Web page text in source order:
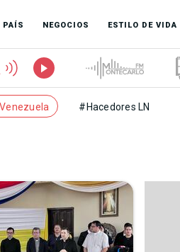
PAÍS NEGOCIOS ESTILO DE VIDA
#Hacedores LN